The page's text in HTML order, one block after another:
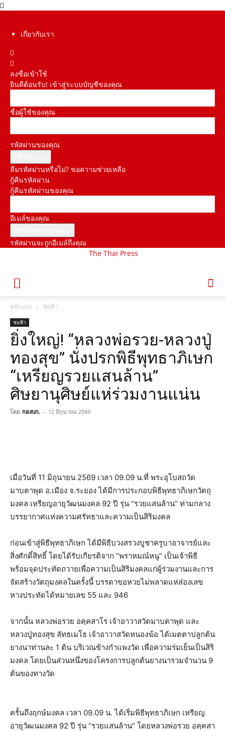
เกี่ยวกับเรา
ลงชื่อเข้าใช้
ยินดีต้อนรับ! เข้าสู่ระบบบัญชีของคุณ
ชื่อผู้ใช้ของคุณ
รหัสผ่านของคุณ
ลืมรหัสผ่านหรือไม่? ขอความช่วยเหลือ
กู้คืนรหัสผ่าน
กู้คืนรหัสผ่านของคุณ
อีเมล์ของคุณ
รหัสผ่านจะถูกอีเมล์ถึงคุณ
The Thai Press
หน้าแรก ช่อฟ้า
ช่อฟ้า
ยิ่งใหญ่! “หลวงพ่อรวย-หลวงปู่
ทองสุข” นั่งปรกพิธีพุทธาภิเษก
“เหรียญรวยแสนล้าน”
ศิษยานุศิษย์แห่ร่วมงานแน่น
โดย กองบก. - 12 มิถุนายน 2569
เมื่อวันที่ 11 มิถุนายน 2569 เวลา 09.09 น.ที่ พระอุโบสถวัด
มาบตาพุด อ.เมือง จ.ระยอง ได้มีการประกอบพิธีพุทธาภิเษกวัตถุ
มงคล เหรียญอายุวัฒนมงคล 92 ปี รุ่น “รวยแสนล้าน” ท่ามกลาง
บรรยากาศแห่งความศรัทธาและความเป็นสิริมงคล
ก่อนเข้าสู่พิธีพุทธาภิเษก ได้มีพิธีบวงสรวงบูชาครูบาอาจารย์และ
สิ่งศักดิ์สิทธิ์ โดยได้รับเกียรติจาก “พราหมณ์หนู” เป็นเจ้าพิธี
พร้อมจุดประทัดถวายเพื่อความเป็นสิริมงคลแก่ผู้ร่วมงานและการ
จัดสร้างวัตถุมงคลในครั้งนี้ บรรดาขอหวยไม่พลาดแห่ส่องเลข
หางประทัดได้หมายเลข 55 และ 946
จากนั้น หลวงพ่อรวย อคฺคสาโร เจ้าอาวาสวัดมาบตาพุด และ
หลวงปู่ทองสุข ลัทธเมโธ เจ้าอาวาสวัดหนองฆ้อ ได้เมตตาปลูกต้น
ยางนาท่านละ 1 ต้น บริเวณข้างกำแพงวัด เพื่อความร่มเย็นเป็นสิริ
มงคล โดยเป็นส่วนหนึ่งของโครงการปลูกต้นยางนารวมจำนวน 9
ต้นของทางวัด
ครั้นถึงฤกษ์มงคล เวลา 09.09 น. ได้เริ่มพิธีพุทธาภิเษก เหรียญ
อายุวัฒนมงคล 92 ปี รุ่น “รวยแสนล้าน” โดยหลวงพ่อรวย อคฺคสา